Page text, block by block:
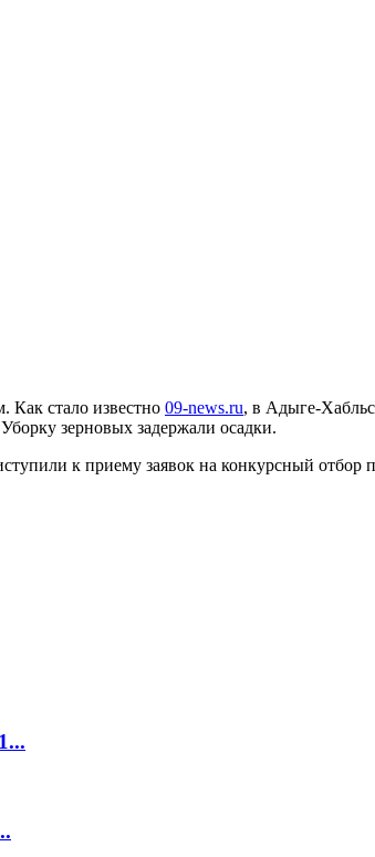
Как стало известно 09-news.ru, в Адыге-
зерновых задержали осадки.
к приему заявок на конкурсный отбор